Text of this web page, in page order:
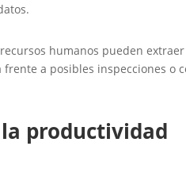
humanos pueden
a posibles inspecciones o
productividad